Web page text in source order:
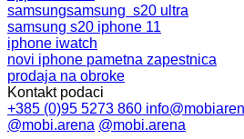
samsungsamsung s20 ultra
samsung s20 iphone 11
iphone iwatch
novi iphone pametna zapestnica
prodaja na obroke
Kontakt podaci
+385 (0)95 5273 860
@mobi.arena @mobi.arena